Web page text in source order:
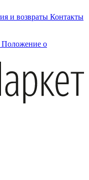
и возвраты Контакты
Положение о